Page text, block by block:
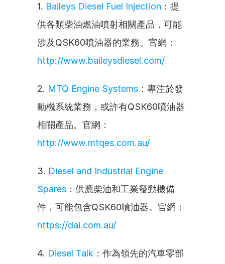
1. Baileys Diesel Fuel Injection ：提
供各類柴油燃油噴射相關產品，可能
涉及QSK60噴油器的業務。官網：
http://www.baileysdiesel.com/
2. MTQ Engine Systems ：專注於發
動機系統業務，或許有QSK60噴油器
相關產品。官網：
http://www.mtqes.com.au/
3. Diesel and Industrial Engine
Spares ：供應柴油和工業發動機備
件，可能包含QSK60噴油器。官網：
https://dai.com.au/
4. Diesel Talk ：作為領先的汽車零部